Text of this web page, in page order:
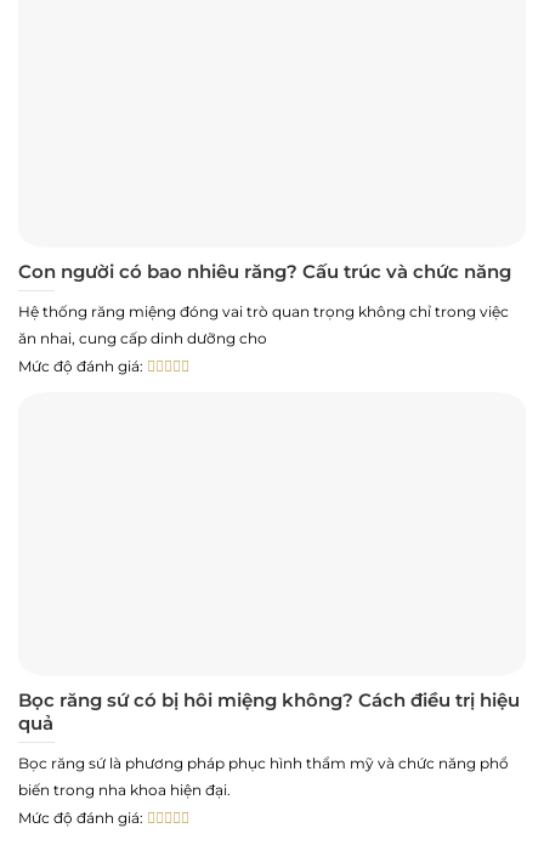
Con người có bao nhiêu răng? Cấu trúc và chức năng
Hệ thống răng miệng đóng vai trò quan trọng không chỉ trong việc
ăn nhai, cung cấp dinh dưỡng cho
Mức độ đánh giá:
Bọc răng sứ có bị hôi miệng không? Cách điều trị hiệu
quả
Bọc răng sứ là phương pháp phục hình thẩm mỹ và chức năng phổ
biến trong nha khoa hiện đại.
Mức độ đánh giá: